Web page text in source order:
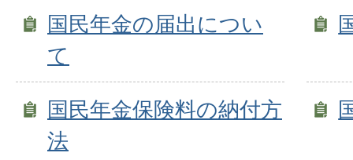
国民年金の届出につい
て
国民年金保険料の納付方
法